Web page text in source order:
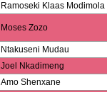
Ramoseki Klaas Modimola
Moses Zozo
Ntakuseni Mudau
Joel Nkadimeng
Amo Shenxane